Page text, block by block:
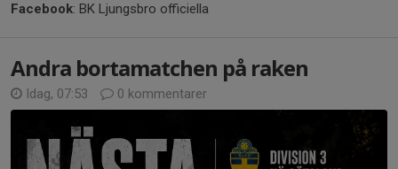
Facebook: BK Ljungsbro officiella
Andra bortamatchen på raken
Idag, 07:53 0 kommentarer